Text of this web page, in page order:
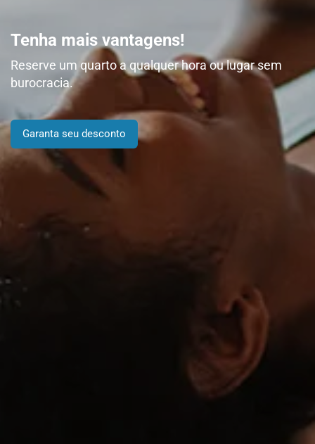
Tenha mais vantagens!
Reserve um quarto a qualquer hora ou lugar sem
burocracia.
Garanta seu desconto